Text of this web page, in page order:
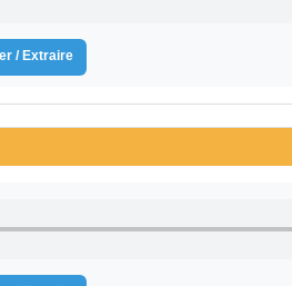
/ Extraire